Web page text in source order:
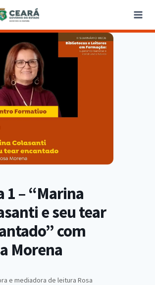
1 – “Marina
e seu tear
com
Morena
e mediadora de leitura Rosa